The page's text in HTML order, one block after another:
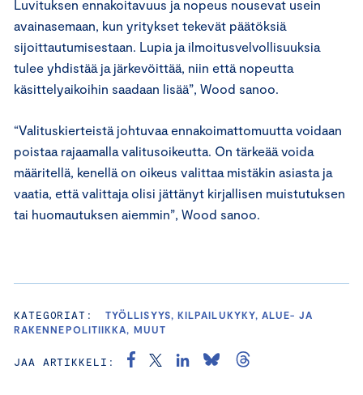
Luvituksen ennakoitavuus ja nopeus nousevat usein
avainasemaan, kun yritykset tekevät päätöksiä
sijoittautumisestaan. Lupia ja ilmoitusvelvollisuuksia
tulee yhdistää ja järkevöittää, niin että nopeutta
käsittelyaikoihin saadaan lisää”, Wood sanoo.
“Valituskierteistä johtuvaa ennakoimattomuutta voidaan
poistaa rajaamalla valitusoikeutta. On tärkeää voida
määritellä, kenellä on oikeus valittaa mistäkin asiasta ja
vaatia, että valittaja olisi jättänyt kirjallisen muistutuksen
tai huomautuksen aiemmin”, Wood sanoo.
KATEGORIAT:
TYÖLLISYYS, KILPAILUKYKY, ALUE- JA
RAKENNEPOLITIIKKA, MUUT
JAA ARTIKKELI: